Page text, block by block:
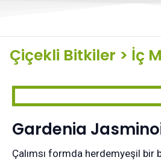
Çiçekli Bitkiler > İç
Gardenia
Çalımsı formda herdemyeşil bir